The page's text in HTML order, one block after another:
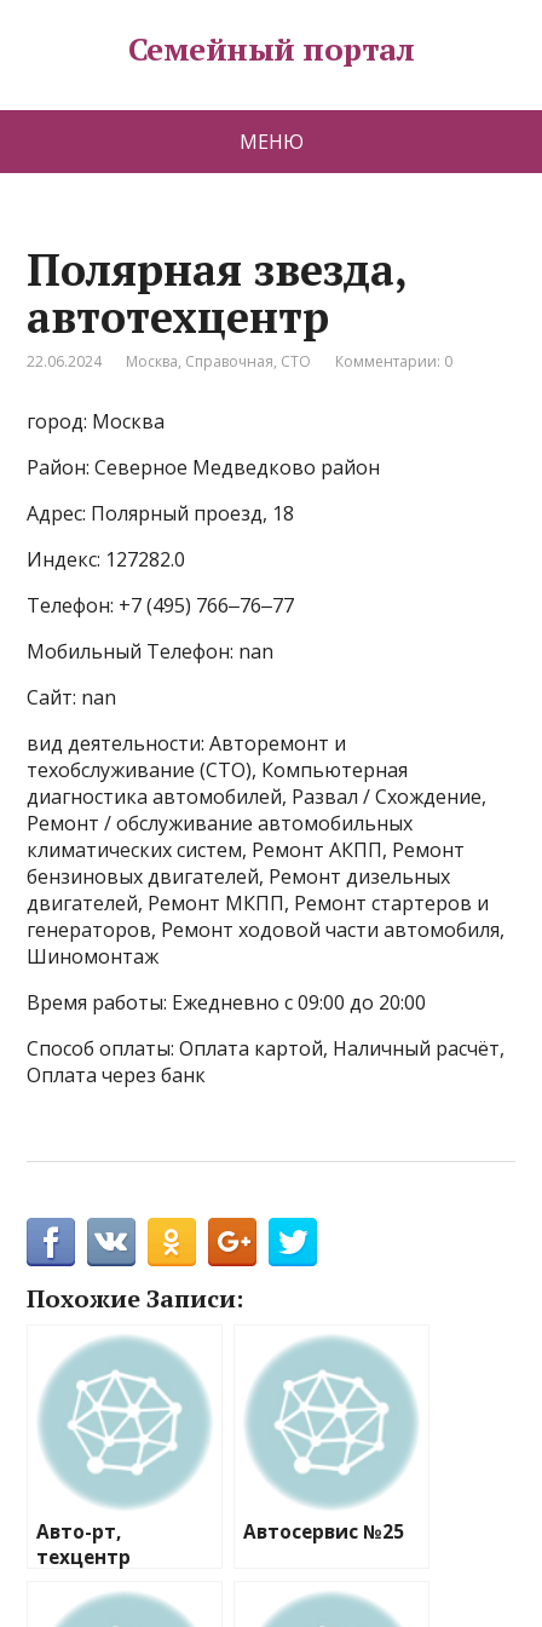
Семейный портал
МЕНЮ
Полярная звезда,
автотехцентр
22.06.2024 Москва, Справочная, СТО Комментарии: 0
город: Москва
Район: Северное Медведково район
Адрес: Полярный проезд, 18
Индекс: 127282.0
Телефон: +7 (495) 766‒76‒77
Мобильный Телефон: nan
Сайт: nan
вид деятельности: Авторемонт и
техобслуживание (СТО), Компьютерная
диагностика автомобилей, Развал / Схождение,
Ремонт / обслуживание автомобильных
климатических систем, Ремонт АКПП, Ремонт
бензиновых двигателей, Ремонт дизельных
двигателей, Ремонт МКПП, Ремонт стартеров и
генераторов, Ремонт ходовой части автомобиля,
Шиномонтаж
Время работы: Ежедневно с 09:00 до 20:00
Способ оплаты: Оплата картой, Наличный расчёт,
Оплата через банк
Похожие Записи:
Авто-рт,
техцентр
Автосервис №25